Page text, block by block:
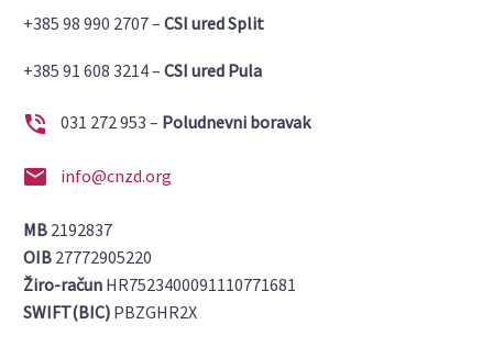
+385 98 990 2707 – CSI ured Split
+385 91 608 3214 – CSI ured Pula

 031 272 953 – Poludnevni boravak

 info@cnzd.org
MB 2192837
OIB 27772905220
Žiro-račun HR7523400091110771681
SWIFT(BIC) PBZGHR2X